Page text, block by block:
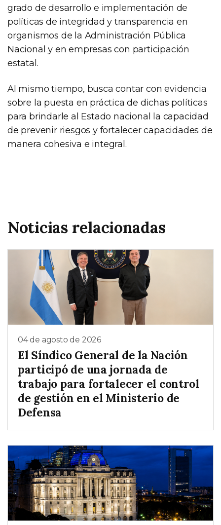
grado de desarrollo e implementación de
políticas de integridad y transparencia en
organismos de la Administración Pública
Nacional y en empresas con participación
estatal.
Al mismo tiempo, busca contar con evidencia
sobre la puesta en práctica de dichas políticas
para brindarle al Estado nacional la capacidad
de prevenir riesgos y fortalecer capacidades de
manera cohesiva e integral.
Noticias relacionadas
04 de agosto de 2026
El Síndico General de la Nación
participó de una jornada de
trabajo para fortalecer el control
de gestión en el Ministerio de
Defensa